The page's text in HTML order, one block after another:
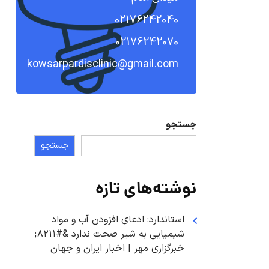
02176242040
02176242070
kowsarpardisclinic@gmail.com
جستجو
جستجو
نوشته‌های تازه
استاندارد: ادعای افزودن آب و مواد
شیمیایی به شیر صحت ندارد &#۸۲۱۱;
خبرگزاری مهر | اخبار ایران و جهان